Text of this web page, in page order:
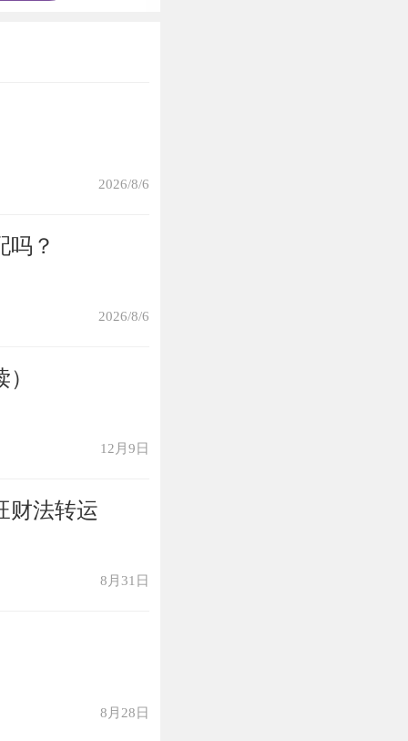
才不会想要
们明哲保身，
2026/8/6
吗？
2026/8/6
12月9日
财法转运
8月31日
8月28日